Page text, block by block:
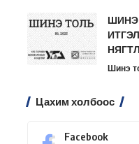
ШИНЭ
Шинэ
Цахим холбоос
Facebook